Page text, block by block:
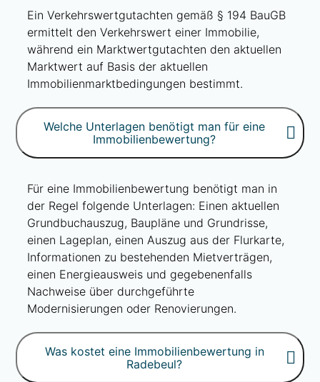
Ein Verkehrswertgutachten gemäß § 194 BauGB
ermittelt den Verkehrswert einer Immobilie,
während ein Marktwertgutachten den aktuellen
Marktwert auf Basis der aktuellen
Immobilienmarktbedingungen bestimmt.
Welche Unterlagen benötigt man für eine
Immobilienbewertung?
Für eine Immobilienbewertung benötigt man in
der Regel folgende Unterlagen: Einen aktuellen
Grundbuchauszug, Baupläne und Grundrisse,
einen Lageplan, einen Auszug aus der Flurkarte,
Informationen zu bestehenden Mietverträgen,
einen Energieausweis und gegebenenfalls
Nachweise über durchgeführte
Modernisierungen oder Renovierungen.
Was kostet eine Immobilienbewertung in
Radebeul?